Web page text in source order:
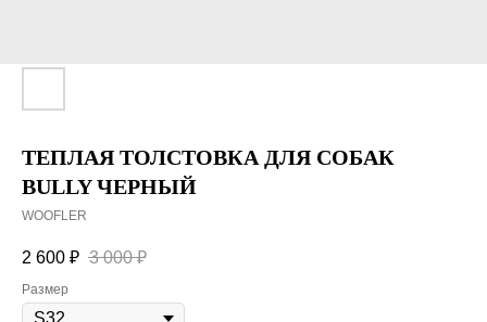
ТЕПЛАЯ ТОЛСТОВКА ДЛЯ СОБАК
BULLY ЧЕРНЫЙ
WOOFLER
2 600 ₽ 3 000 ₽
Размер